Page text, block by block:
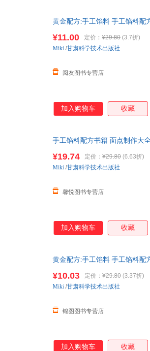
黄金配方:手工馅料 手工馅料配
¥11.00 定价： ¥29.80 (3.7折)
阅友图书专营店
Miki /甘肃科学技术出版社
加入购物车 收藏
手工馅料配方书籍 面点制作大
联系在线当当客服
¥19.74 定价： ¥29.80 (6.63折)
馨悦图书专营店
Miki /甘肃科学技术出版社
加入购物车 收藏
黄金配方:手工馅料 手工馅料配
¥10.03 定价： ¥29.80 (3.37折)
锦图图书专营店
Miki /甘肃科学技术出版社
加入购物车 收藏